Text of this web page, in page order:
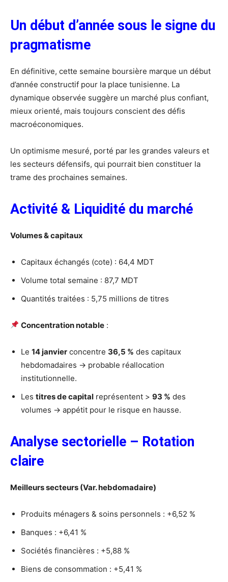
Un début d’année sous le signe du
pragmatisme
En définitive, cette semaine boursière marque un début
d’année constructif pour la place tunisienne. La
dynamique observée suggère un marché plus confiant,
mieux orienté, mais toujours conscient des défis
macroéconomiques.
Un optimisme mesuré, porté par les grandes valeurs et
les secteurs défensifs, qui pourrait bien constituer la
trame des prochaines semaines.
Activité & Liquidité du marché
Volumes & capitaux
Capitaux échangés (cote) : 64,4 MDT
Volume total semaine : 87,7 MDT
Quantités traitées : 5,75 millions de titres
Concentration notable :
Le 14 janvier concentre 36,5 % des capitaux
hebdomadaires → probable réallocation
institutionnelle.
Les titres de capital représentent > 93 % des
volumes → appétit pour le risque en hausse.
Analyse sectorielle – Rotation
claire
Meilleurs secteurs (Var. hebdomadaire)
Produits ménagers & soins personnels : +6,52 %
Banques : +6,41 %
Sociétés financières : +5,88 %
Biens de consommation : +5,41 %